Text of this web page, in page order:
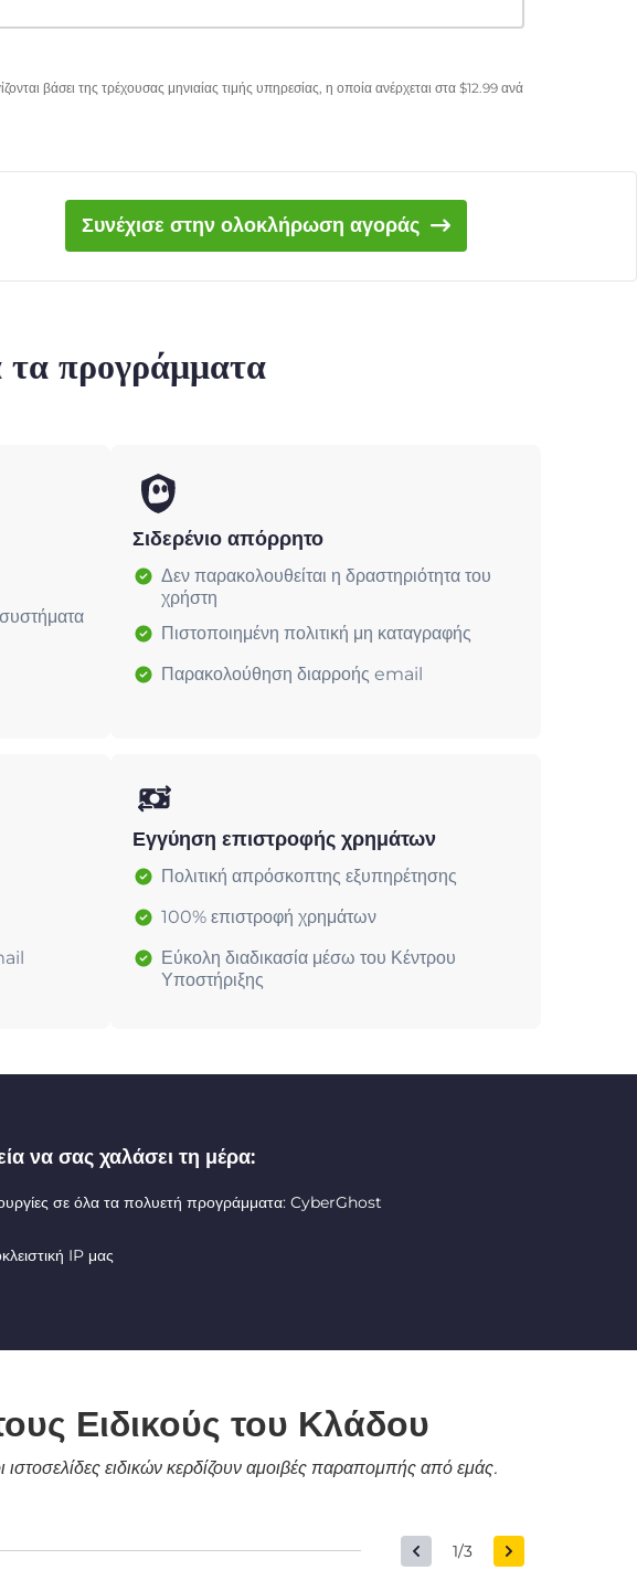
βάσει της τρέχουσας μηνιαίας τιμής υπηρεσίας, η οποία ανέρχεται στα $12.99 ανά
Συνέχισε στην ολοκλήρωση αγοράς
τα προγράμματα
Σιδερένιο απόρρητο
Δεν παρακολουθείται η δραστηριότητα του
χρήστη
Πιστοποιημένη πολιτική μη καταγραφής
Παρακολούθηση διαρροής email
Εγγύηση επιστροφής χρημάτων
Πολιτική απρόσκοπτης εξυπηρέτησης
100% επιστροφή χρημάτων
Εύκολη διαδικασία μέσω του Κέντρου
Υποστήριξης
να σας χαλάσει τη μέρα:
σε όλα τα πολυετή προγράμματα: CyberGhost
IP μας
Ειδικούς του Κλάδου
ειδικών κερδίζουν αμοιβές παραπομπής από εμάς.
1/3